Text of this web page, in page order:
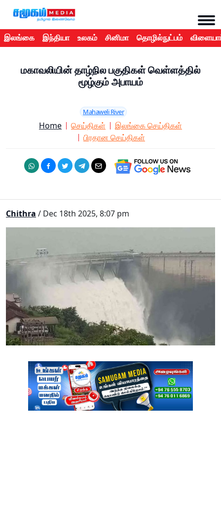
இலங்கை இந்தியா உலகம் சினிமா தொழில்நுட்பம்
மகாவலியின் தாழ்நில பகுதிகள் வெள்ளத்தில்
மூழ்கும் அபாயம்
Mahaweli River
Home செய்திகள்
இலங்கை செய்திகள்
பிரதான செய்திகள்
Chithra / Dec 18th 2025, 8:07 pm